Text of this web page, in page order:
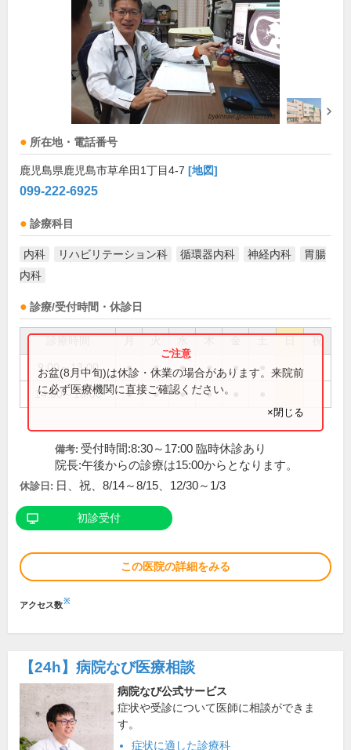
所在地・電話番号
鹿児島県鹿児島市草牟田1丁目4-7 [地図]
099-222-6925
診療科目
内科 リハビリテーション科 循環器内科 神経内科
胃腸
内科
診療/受付時間・休診日
祝
9:00～13:00 ● ● ● ● ●
14:00～18:00 ● ● ● ●
お盆(8月中旬)は休診・休業の場合があります。来院前
に必ず医療機関に直接ご確認ください。
×閉じる
備考: 受付時間:8:30～17:00 臨時休診あり
院長:午後からの診療は15:00からとなります。
休診日: 日、祝、8/14～8/15、12/30～1/3
初診受付
この医院の詳細をみる
アクセス数※
【24h】 病院なび医療相談
病院なび公式サービス
症状や受診について医師に相談ができま
す。
症状に適した診療科